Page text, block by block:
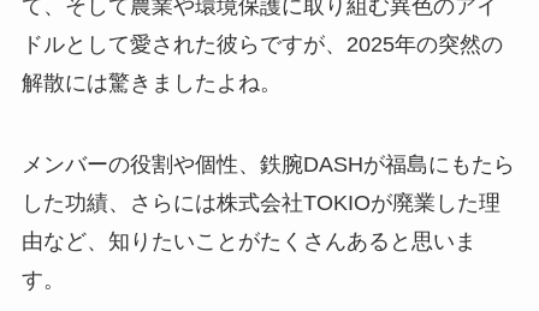
て、そして農業や環境保護に取り組む異色のアイ
ドルとして愛された彼らですが、2025年の突然の
解散には驚きましたよね。
メンバーの役割や個性、鉄腕DASHが福島にもたら
した功績、さらには株式会社TOKIOが廃業した理
由など、知りたいことがたくさんあると思いま
す。